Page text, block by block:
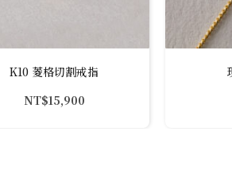
K10 菱格切割戒指
NT$15,900